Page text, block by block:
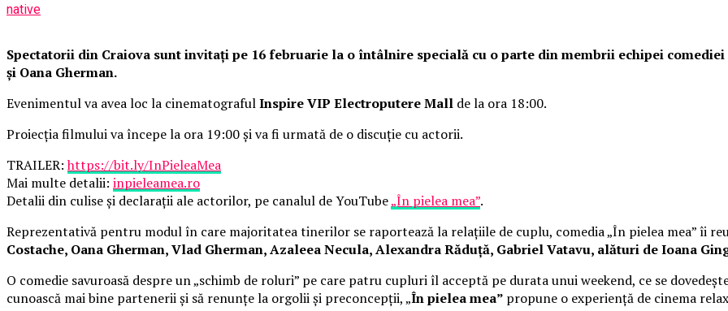
native
Spectatorii din Craiova sunt invitați pe 16 februarie la o întâlnire specială cu o parte din membrii echipei
și Oana Gherman.
Evenimentul va avea loc la cinematografulInspire VIP Electroputere Mall de la ora 18:00.
Proiecția filmului va începe la ora 19:00 și va fi urmată de o discuție cu actorii.
TRAILER:https://bit.ly/InPieleaMea
Mai multe detalii: inpieleamea.ro
Detalii din culise și declarații ale actorilor, pe canalul de YouTube„În pielea mea”.
Reprezentativă pentru modul în care majoritatea tinerilor se raportează la relațiile de cuplu, comedia „În pielea mea” îi
Costache, Oana Gherman, Vlad Gherman, Azaleea Necula, Alexandra Răduță, Gabriel Vatavu, alături de Ioana
O comedie savuroasă despre un „schimb de roluri” pe care patru cupluri îl acceptă pe durata unui weekend, ce se
cunoască mai bine partenerii și să renunțe la orgolii și preconcepții, „În pielea mea” propune o experiență de cinema